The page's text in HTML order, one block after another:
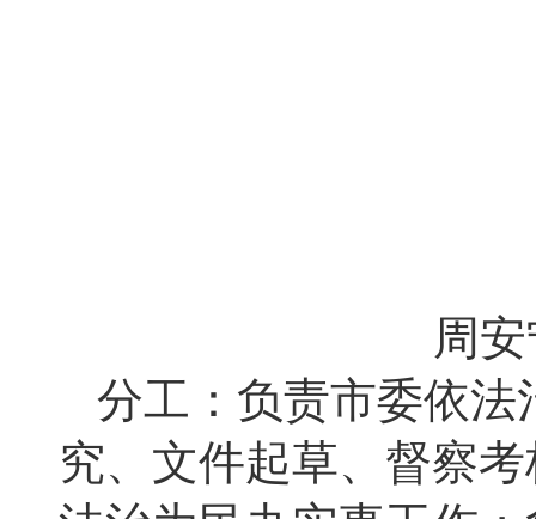
周
分工：负责市委依
究、文件起草、督察